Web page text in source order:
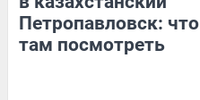
Петропавловск: что
там посмотреть